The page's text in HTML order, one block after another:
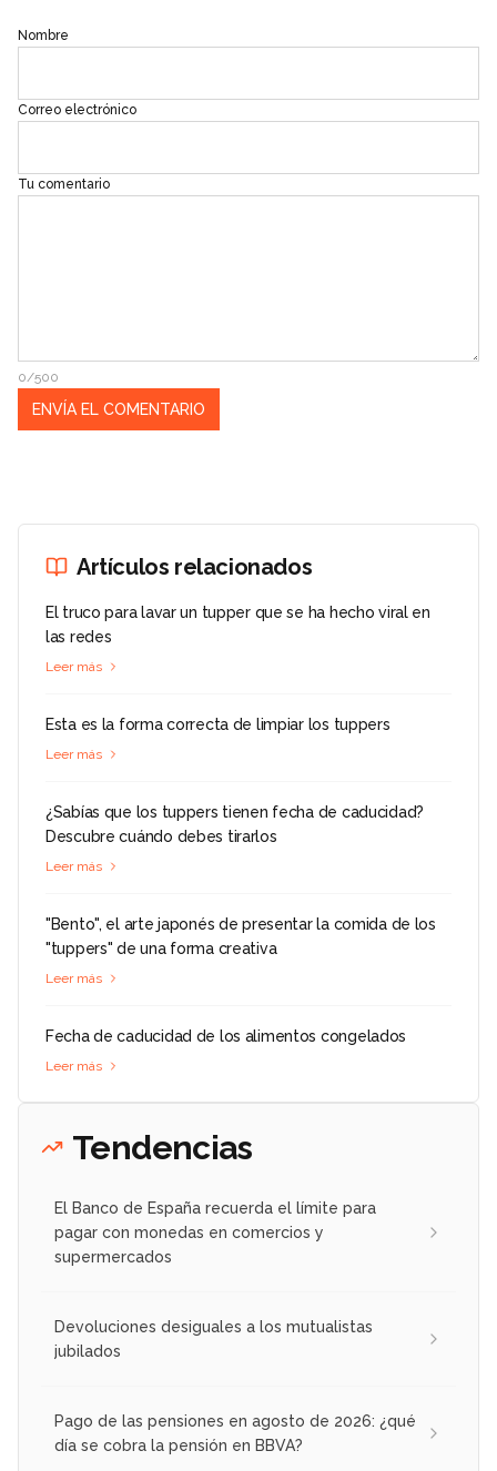
Nombre
Correo electrónico
Tu comentario
0/500
Artículos relacionados
El truco para lavar un tupper que se ha hecho viral en
las redes
Leer más
Esta es la forma correcta de limpiar los tuppers
Leer más
¿Sabías que los tuppers tienen fecha de caducidad?
Descubre cuándo debes tirarlos
Leer más
"Bento", el arte japonés de presentar la comida de los
"tuppers" de una forma creativa
Leer más
Fecha de caducidad de los alimentos congelados
Leer más
Tendencias
El Banco de España recuerda el límite para
pagar con monedas en comercios y
supermercados
Devoluciones desiguales a los mutualistas
jubilados
Pago de las pensiones en agosto de 2026: ¿qué
día se cobra la pensión en BBVA?